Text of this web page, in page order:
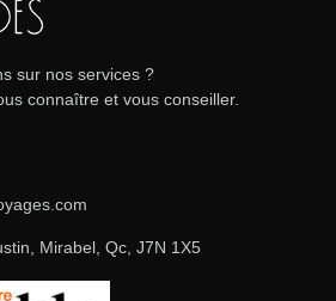
sur nos services ?
connaître et vous conseiller.
Mirabel, Qc, J7N 1X5